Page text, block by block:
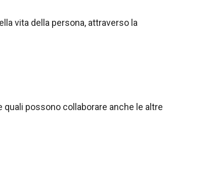
vita della persona, attraverso la
possono collaborare anche le altre